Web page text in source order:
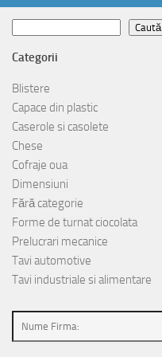
Caută
Categorii
Blistere
Capace din plastic
Caserole si casolete
Chese
Cofraje oua
Dimensiuni
Fără categorie
Forme de turnat ciocolata
Prelucrari mecanice
Tavi automotive
Tavi industriale si alimentare